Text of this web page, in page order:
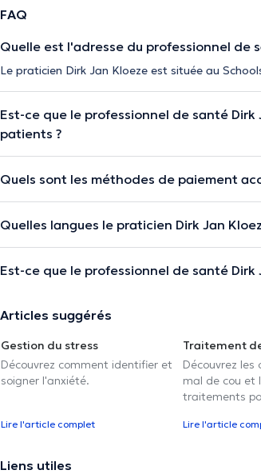
FAQ
Quelle est l'adresse du professionnel de
Le praticien Dirk Jan Kloeze est située au
Est-ce que le professionnel de santé
patients ?
Quels sont les méthodes de paiement
Quelles langues le praticien Dirk Jan
Est-ce que le professionnel de santé
Articles suggérés
Gestion du stress
Découvrez comment identifier et
soigner l'anxiété.
Lire l'article complet
Traitement
Découvrez les
mal de cou et
traitements
Lire l'article
Liens utiles